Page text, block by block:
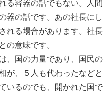
る容器の話でもない。人間
器の話です。あの社長にし
れる場合があります。社長
の意味です。
、国の力量であり、国民の
が、５人も代わったなどと
いるのでも、開かれた国で